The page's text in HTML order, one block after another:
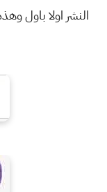
النشر اولا باول